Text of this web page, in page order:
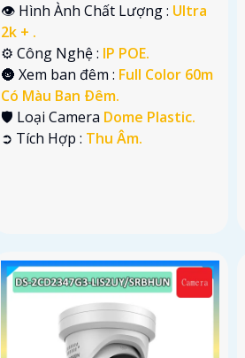
👁 Hình Ành Chất Lượng : Ultra
2k + .
⚙ Công Nghệ : IP POE.
🌚 Xem ban đêm : Full Color 60m
Có Màu Ban Ðêm.
🛡 Loại Camera Dome Plastic.
️➲ Tích Hợp : Thu Âm.